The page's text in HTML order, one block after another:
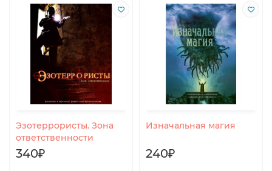
Эзотеррористы. Зона
ответственности
340₽
Изначальная магия
240₽